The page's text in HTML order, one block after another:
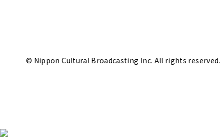
© Nippon Cultural Broadcasting Inc. All rights reserved.